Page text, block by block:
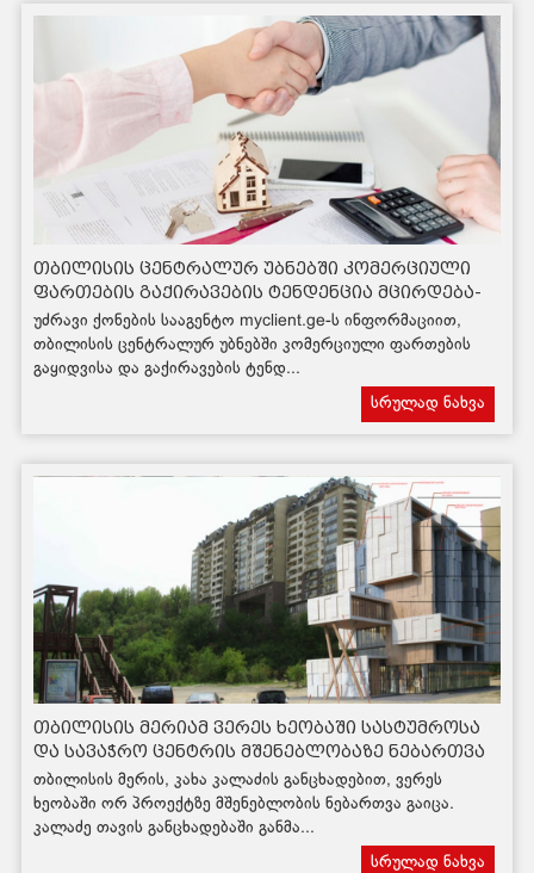
თბილისის ცენტრალურ უბნებში კომერციული
ფართების გაქირავების ტენდენცია მცირდება-
რა არის მიზეზი და რა უნდა გაითვალისწინოთ
პრობლემის აღმოსაფხვრელად?
უძრავი ქონების სააგენტო myclient.ge-ს ინფორმაციით,
თბილისის ცენტრალურ უბნებში კომერციული ფართების
გაყიდვისა და გაქირავების ტენდ...
სრულად ნახვა
თბილისის მერიამ ვერეს ხეობაში სასტუმროსა
და სავაჭრო ცენტრის მშენებლობაზე ნებართვა
გასცა
თბილისის მერის, კახა კალაძის განცხადებით, ვერეს
ხეობაში ორ პროექტზე მშენებლობის ნებართვა გაიცა.
კალაძე თავის განცხადებაში განმა...
სრულად ნახვა